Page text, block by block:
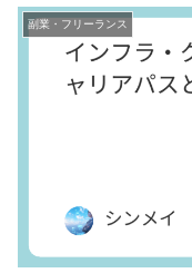
副業・フリーランス